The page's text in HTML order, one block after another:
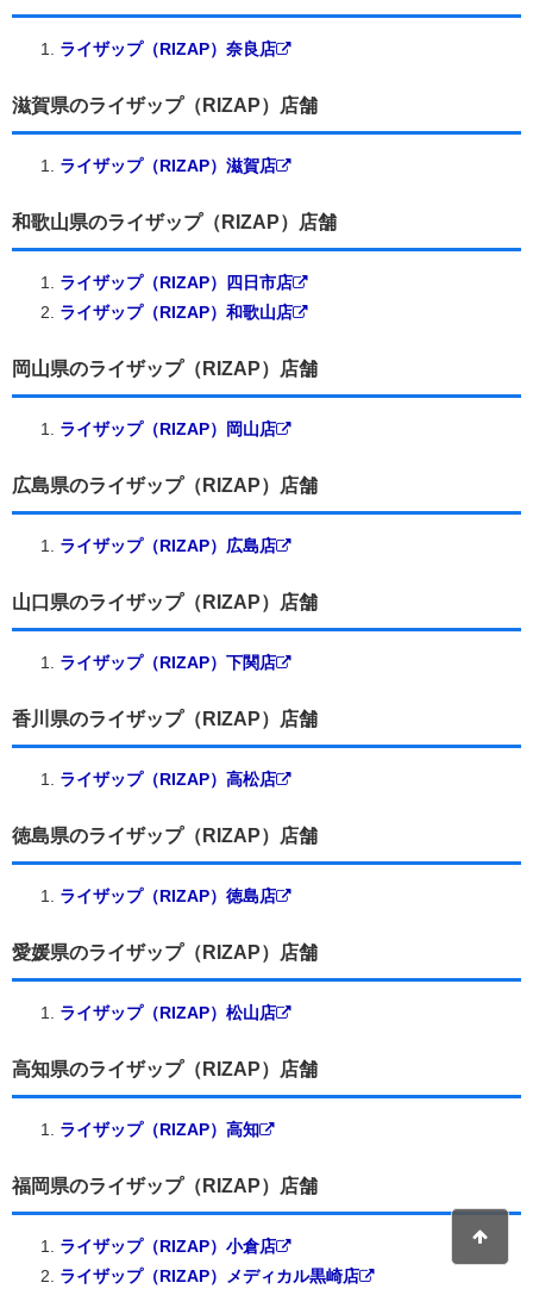
ライザップ（RIZAP）奈良店
滋賀県のライザップ（RIZAP）店舗
ライザップ（RIZAP）滋賀店
和歌山県のライザップ（RIZAP）店舗
ライザップ（RIZAP）四日市店
ライザップ（RIZAP）和歌山店
岡山県のライザップ（RIZAP）店舗
ライザップ（RIZAP）岡山店
広島県のライザップ（RIZAP）店舗
ライザップ（RIZAP）広島店
山口県のライザップ（RIZAP）店舗
ライザップ（RIZAP）下関店
香川県のライザップ（RIZAP）店舗
ライザップ（RIZAP）高松店
徳島県のライザップ（RIZAP）店舗
ライザップ（RIZAP）徳島店
愛媛県のライザップ（RIZAP）店舗
ライザップ（RIZAP）松山店
高知県のライザップ（RIZAP）店舗
ライザップ（RIZAP）高知
福岡県のライザップ（RIZAP）店舗
ライザップ（RIZAP）小倉店
ライザップ（RIZAP）メディカル黒崎店